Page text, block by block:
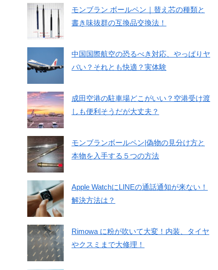
モンブラン ボールペン｜替え芯の種類と
書き味抜群の互換品交換法！
中国国際航空の恐るべき対応、やっぱりヤ
バい？それとも快適？実体験
成田空港の駐車場どこがいい？空港受け渡
しも便利そうだが大丈夫？
モンブランボールペン|偽物の見分け方と
本物を入手する５つの方法
Apple WatchにLINEの通話通知が来ない！
解決方法は？
Rimowa に粉が吹いて大変！内装、タイヤ
やクスミまで大修理！